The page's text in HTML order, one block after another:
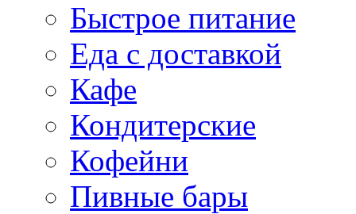
Быстрое питание
Еда с доставкой
Кафе
Кондитерские
Кофейни
Пивные бары